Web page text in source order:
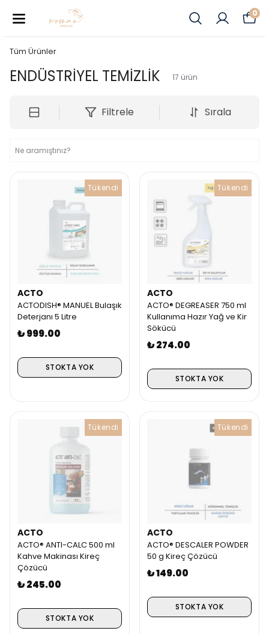
0
Tüm Ürünler
ENDÜSTRİYEL TEMİZLİK 17 ürün
Filtrele Sırala
Tükendi
ACTO
ACTODISH® MANUEL Bulaşık
Deterjanı 5 Litre
₺ 999.00
STOKTA YOK
Tükendi
ACTO
ACTO® DEGREASER 750 ml
Kullanıma Hazır Yağ ve Kir
Sökücü
₺ 274.00
STOKTA YOK
Tükendi
ACTO
ACTO® ANTI-CALC 500 ml
Kahve Makinası Kireç
Çözücü
₺ 245.00
STOKTA YOK
Tükendi
ACTO
ACTO® DESCALER POWDER
50 g Kireç Çözücü
₺ 149.00
STOKTA YOK